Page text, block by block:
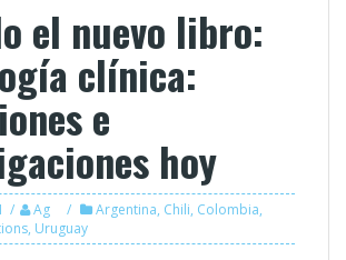
el nuevo libro:
clínica:
e
hoy
Ag Argentina, Chili, Colombia,
, Uruguay